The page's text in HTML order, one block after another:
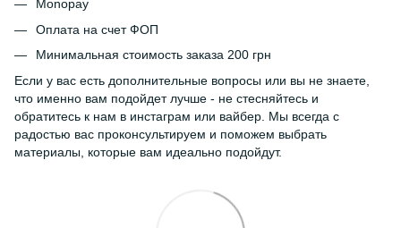
Monopay
Оплата на счет ФОП
Минимальная стоимость заказа 200 грн
Если у вас есть дополнительные вопросы или вы не знаете,
что именно вам подойдет лучше - не стесняйтесь и
обратитесь к нам в инстаграм или вайбер. Мы всегда с
радостью вас проконсультируем и поможем выбрать
материалы, которые вам идеально подойдут.